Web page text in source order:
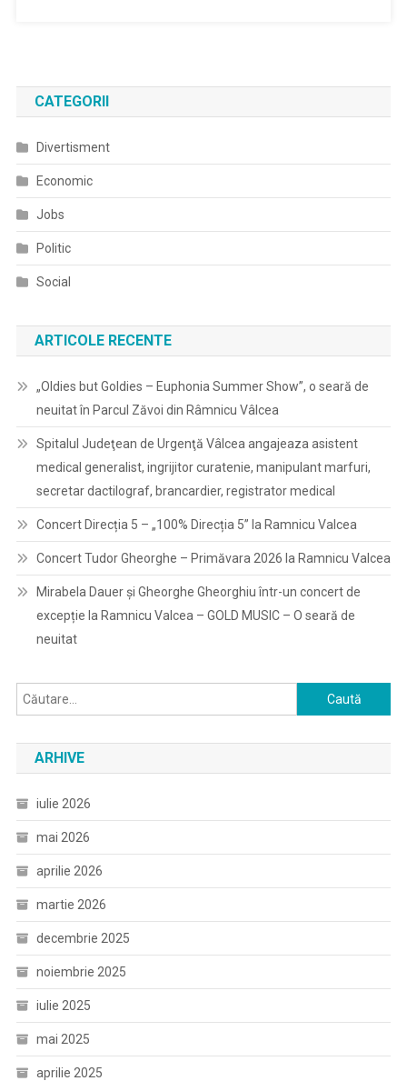
CATEGORII
Divertisment
Economic
Jobs
Politic
Social
ARTICOLE RECENTE
„Oldies but Goldies – Euphonia Summer Show”, o seară de
neuitat în Parcul Zăvoi din Râmnicu Vâlcea
Spitalul Judeţean de Urgenţă Vâlcea angajeaza asistent
medical generalist, ingrijitor curatenie, manipulant marfuri,
secretar dactilograf, brancardier, registrator medical
Concert Direcția 5 – „100% Direcția 5” la Ramnicu Valcea
Concert Tudor Gheorghe – Primăvara 2026 la Ramnicu Valcea
Mirabela Dauer și Gheorghe Gheorghiu într-un concert de
excepție la Ramnicu Valcea – GOLD MUSIC – O seară de
neuitat
Caută
după:
ARHIVE
iulie 2026
mai 2026
aprilie 2026
martie 2026
decembrie 2025
noiembrie 2025
iulie 2025
mai 2025
aprilie 2025